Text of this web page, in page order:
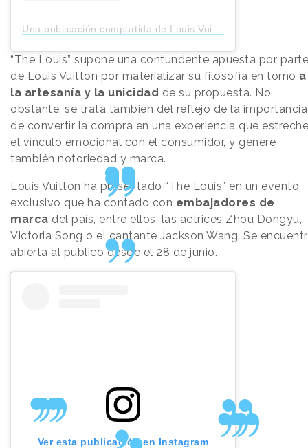
Una publicación compartida de Louis Vuitton (@louisvuitton)
“The Louis” supone una contundente apuesta por parte
de Louis Vuitton por materializar su filosofía en torno a
la artesanía y la unicidad de su propuesta. No
obstante, se trata también del reflejo de la importancia
de convertir la compra en una experiencia que estreche
el vínculo emocional con el consumidor, y genere
también notoriedad y marca.
Louis Vuitton ha presentado “The Louis” en un evento
exclusivo que ha contado con embajadores de
marca del país, entre ellos, las actrices Zhou Dongyu,
Victoria Song o el cantante Jackson Wang. Se
abierta al público desde el 28 de junio.
Ver esta publicación en Instagram